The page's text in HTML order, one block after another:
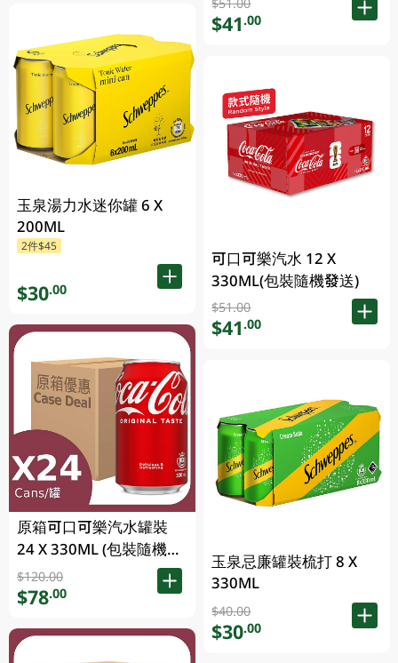
玉泉湯力水迷你罐 6 X
200ML
2件$45
$30.00
原箱可口可樂汽水罐裝
24 X 330ML (包裝隨機發
送)
$120.00
$78.00
$41.00
可口可樂汽水 12 X
330ML(包裝隨機發送)
$51.00
$41.00
玉泉忌廉罐裝梳打 8 X
330ML
$40.00
$30.00